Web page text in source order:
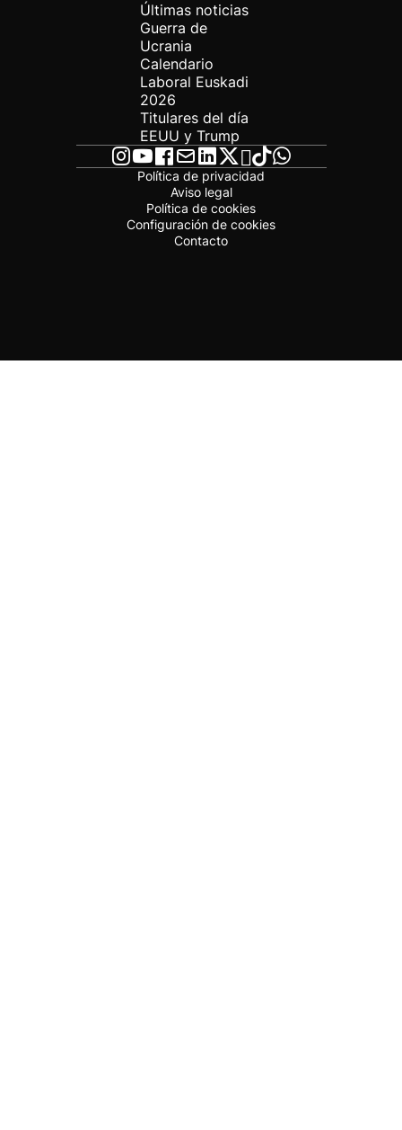
Últimas noticias
Guerra de
Ucrania
Calendario
Laboral Euskadi
2026
Titulares del día
EEUU y Trump
Política de privacidad
Aviso legal
Política de cookies
Configuración de cookies
Contacto